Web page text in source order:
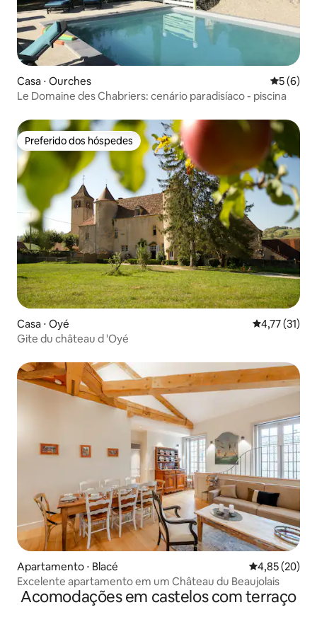
Casa ⋅ Ourches 5 de
5 (6)
Le Domaine des Chabriers: cenário paradisíaco - piscina
Preferido dos hóspedes
Preferido dos hóspedes
Casa ⋅ Oyé 4,77 de uma
4,77 (31)
Gite du château d 'Oyé
Apartamento ⋅ Blacé 4,85 de uma
4,85 (20)
Excelente apartamento em um Château du Beaujolais
Acomodações em castelos com terraço